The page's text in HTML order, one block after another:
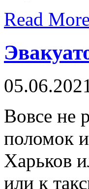
Read More
05.06.2021
Вoвсe нe
поломок
Харьков
или к